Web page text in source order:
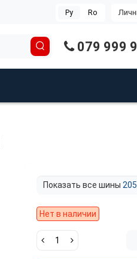
Ру Ro
079 999
Показать все шины
Нет в наличии